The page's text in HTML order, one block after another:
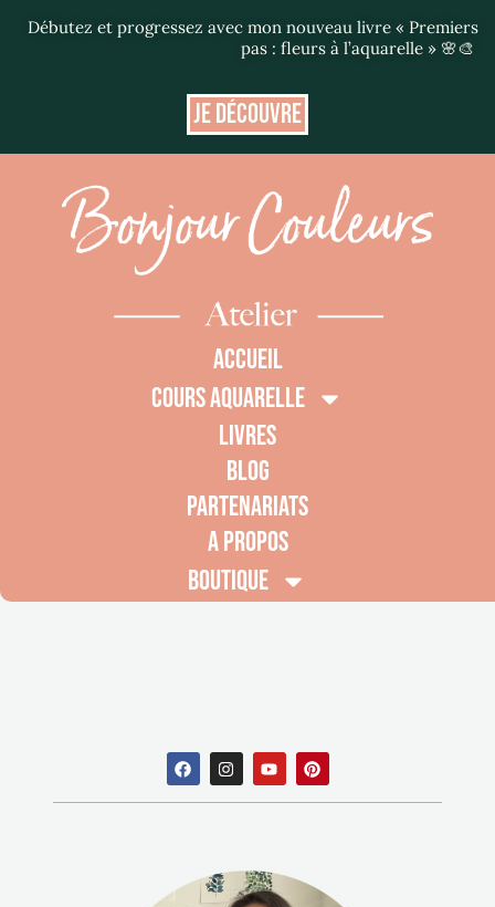
Débutez et progressez avec mon nouveau livre « Premiers
pas : fleurs à l’aquarelle » 🌸🎨
JE DÉCOUVRE
ACCUEIL
COURS AQUARELLE
LIVRES
BLOG
PARTENARIATS
A PROPOS
BOUTIQUE